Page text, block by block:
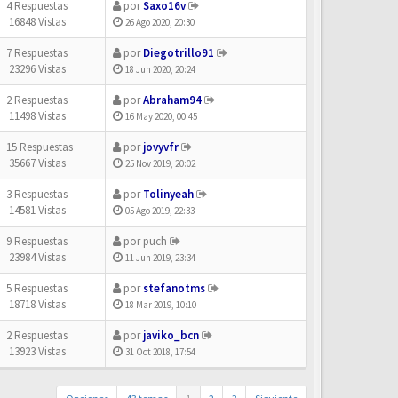
4 Respuestas
16848 Vistas
porSaxo16v
26 Ago 2020, 20:30
7 Respuestas
23296 Vistas
porDiegotrillo91
18 Jun 2020, 20:24
2 Respuestas
11498 Vistas
porAbraham94
16 May 2020, 00:45
15 Respuestas
35667 Vistas
porjovyvfr
25 Nov 2019, 20:02
3 Respuestas
14581 Vistas
porTolinyeah
05 Ago 2019, 22:33
9 Respuestas
23984 Vistas
porpuch
11 Jun 2019, 23:34
5 Respuestas
18718 Vistas
porstefanotms
18 Mar 2019, 10:10
2 Respuestas
13923 Vistas
porjaviko_bcn
31 Oct 2018, 17:54